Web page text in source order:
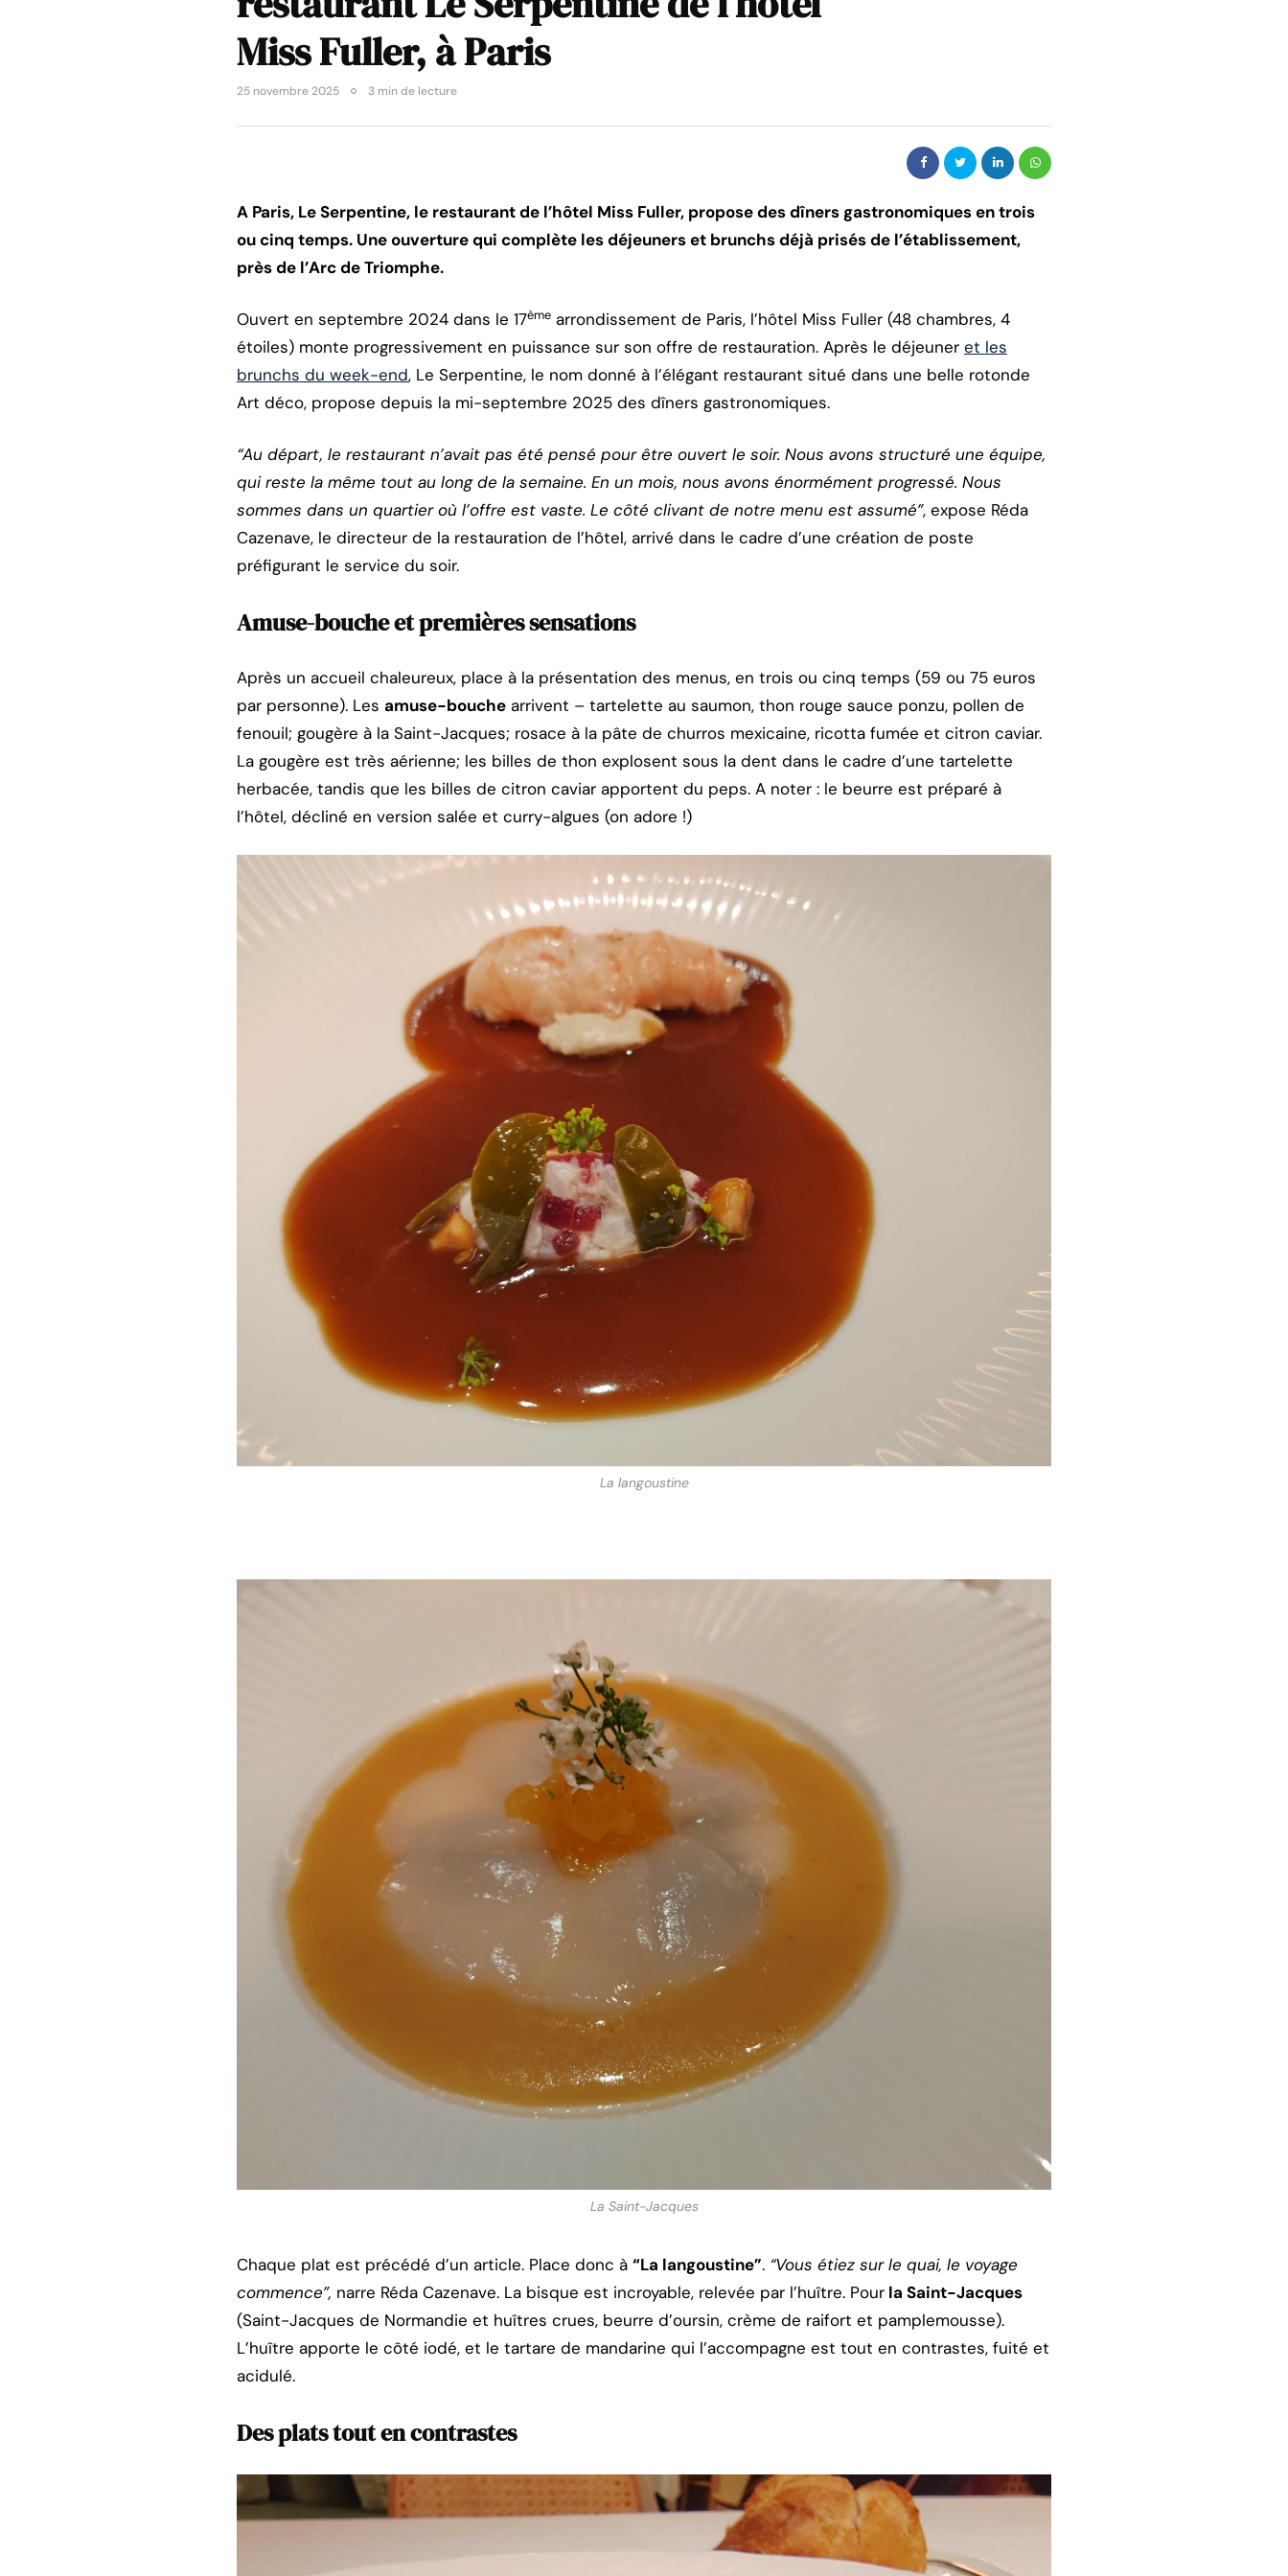
Miss Fuller, à Paris
25 novembre 2025 3 min de lecture
A Paris, Le Serpentine, le restaurant de l’hôtel Miss Fuller, propose des dîners gastronomiques en trois
ou cinq temps. Une ouverture qui complète les déjeuners et brunchs déjà prisés de l’établissement,
près de l’Arc de Triomphe.
Ouvert en septembre 2024 dans le 17ème arrondissement de Paris, l’hôtel Miss Fuller (48 chambres, 4
étoiles) monte progressivement en puissance sur son offre de restauration. Après le déjeuner et les
brunchs du week-end, Le Serpentine, le nom donné à l’élégant restaurant situé dans une belle rotonde
Art déco, propose depuis la mi-septembre 2025 des dîners gastronomiques.
“Au départ, le restaurant n’avait pas été pensé pour être ouvert le soir. Nous avons structuré une équipe,
qui reste la même tout au long de la semaine. En un mois, nous avons énormément progressé. Nous
sommes dans un quartier où l’offre est vaste. Le côté clivant de notre menu est assumé”, expose Réda
Cazenave, le directeur de la restauration de l’hôtel, arrivé dans le cadre d’une création de poste
préfigurant le service du soir.
Amuse-bouche et premières sensations
Après un accueil chaleureux, place à la présentation des menus, en trois ou cinq temps (59 ou 75 euros
par personne). Les amuse-bouche arrivent – tartelette au saumon, thon rouge sauce ponzu, pollen de
fenouil; gougère à la Saint-Jacques; rosace à la pâte de churros mexicaine, ricotta fumée et citron caviar.
La gougère est très aérienne; les billes de thon explosent sous la dent dans le cadre d’une tartelette
herbacée, tandis que les billes de citron caviar apportent du peps. A noter : le beurre est préparé à
l’hôtel, décliné en version salée et curry-algues (on adore !)
La langoustine
La Saint-Jacques
Chaque plat est précédé d’un article. Place donc à “La langoustine”. “Vous étiez sur le quai, le voyage
commence”, narre Réda Cazenave. La bisque est incroyable, relevée par l’huître. Pour la Saint-Jacques
(Saint-Jacques de Normandie et huîtres crues, beurre d’oursin, crème de raifort et pamplemousse).
L’huître apporte le côté iodé, et le tartare de mandarine qui l’accompagne est tout en contrastes, fuité et
acidulé.
Des plats tout en contrastes